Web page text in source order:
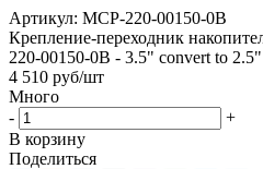
Артикул: MCP-220-00150-0B
Крепление-переходник
220-00150-0B - 3.5" convert to
4 510 руб/шт
Много
-
+
В корзину
Поделиться